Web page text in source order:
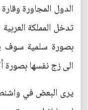
الدول المجاورة
تدخل المملكة
بصورة سلمية سوف
الى زج نفسها بصورة
يرى البعض في